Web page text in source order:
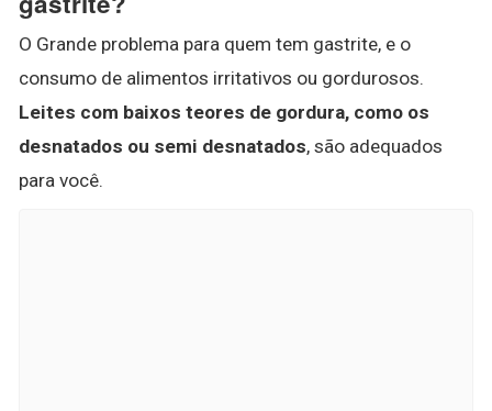
O Grande problema para quem tem gastrite, e o
consumo de alimentos irritativos ou gordurosos.
Leites com baixos teores de gordura, como os
desnatados ou semi desnatados, são adequados
para você.